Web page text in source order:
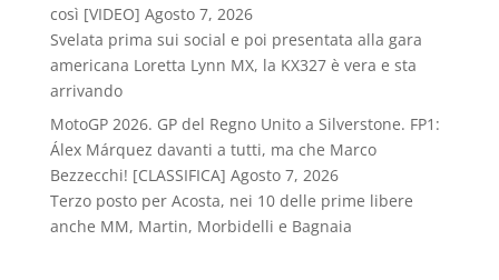
così [VIDEO] Agosto 7, 2026
Svelata prima sui social e poi presentata alla gara
americana Loretta Lynn MX, la KX327 è vera e sta
arrivando
MotoGP 2026. GP del Regno Unito a Silverstone. FP1:
Álex Márquez davanti a tutti, ma che Marco
Bezzecchi! [CLASSIFICA] Agosto 7, 2026
Terzo posto per Acosta, nei 10 delle prime libere
anche MM, Martin, Morbidelli e Bagnaia